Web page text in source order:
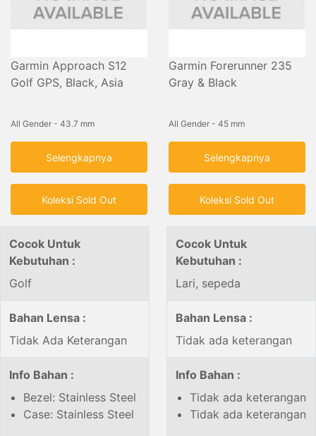
Garmin Approach S12
Golf GPS, Black, Asia
All Gender - 43.7 mm
Selengkapnya
Koleksi Sold Out
Garmin Forerunner 235
Gray & Black
All Gender - 45 mm
Selengkapnya
Koleksi Sold Out
Cocok Untuk
Kebutuhan :
Golf
Cocok Untuk
Kebutuhan :
Lari, sepeda
Bahan Lensa :
Tidak Ada Keterangan
Bahan Lensa :
Tidak ada keterangan
Info Bahan :
Bezel: Stainless Steel
Case: Stainless Steel
Info Bahan :
Tidak ada keterangan
Tidak ada keterangan